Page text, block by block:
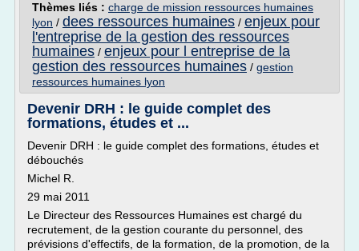
Thèmes liés : charge de mission ressources humaines
lyon / dees ressources humaines / enjeux pour
l'entreprise de la gestion des ressources
humaines / enjeux pour l entreprise de la
gestion des ressources humaines / gestion
ressources humaines lyon
Devenir DRH : le guide complet des
formations, études et ...
Devenir DRH : le guide complet des formations, études et
débouchés
Michel R.
29 mai 2011
Le Directeur des Ressources Humaines est chargé du
recrutement, de la gestion courante du personnel, des
prévisions d'effectifs, de la formation, de la promotion, de la